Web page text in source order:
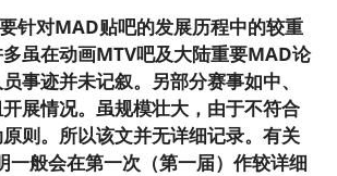
针对MAD贴吧的发展历程中的较重
虽在动画MTV吧及大陆重要MAD论
事迹并未记叙。另部分赛事如中、
展情况。虽规模壮大，由于不符合
则。所以该文并无详细记录。有关
一般会在第一次（第一届）作较详细